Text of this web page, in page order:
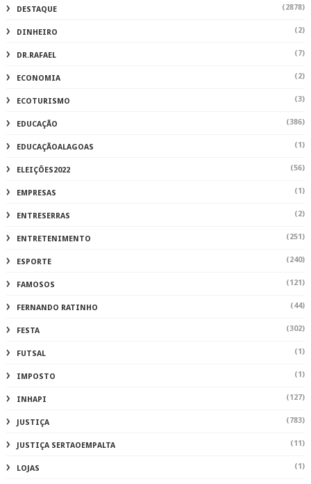
DESTAQUE (2878)
DINHEIRO (2)
DR.RAFAEL (7)
ECONOMIA (2)
ECOTURISMO (3)
EDUCAÇÃO (386)
EDUCAÇÃOALAGOAS (1)
ELEIÇÕES2022 (56)
EMPRESAS (1)
ENTRESERRAS (2)
ENTRETENIMENTO (251)
ESPORTE (240)
FAMOSOS (121)
FERNANDO RATINHO (44)
FESTA (302)
FUTSAL (1)
IMPOSTO (1)
INHAPI (127)
JUSTIÇA (783)
JUSTIÇA SERTAOEMPALTA (11)
LOJAS (1)